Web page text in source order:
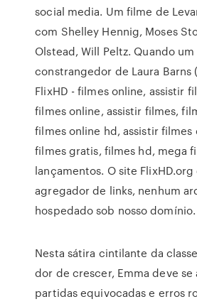
social media. Um filme de
com Shelley Hennig, Moses
Olstead, Will Peltz. Quando
constrangedor de Laura Barns
FlixHD - filmes online, assistir
filmes online, assistir filmes,
filmes online hd, assistir filmes
filmes gratis, filmes hd, mega
lançamentos. O site FlixHD.org
agregador de links, nenhum
hospedado sob nosso domínio.
Nesta sátira cintilante da
dor de crescer, Emma deve
partidas equivocadas e erros